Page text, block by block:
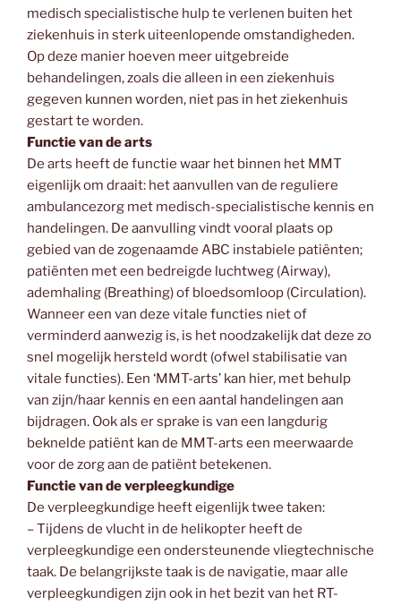
medisch specialistische hulp te verlenen buiten het
ziekenhuis in sterk uiteenlopende omstandigheden.
Op deze manier hoeven meer uitgebreide
behandelingen, zoals die alleen in een ziekenhuis
gegeven kunnen worden, niet pas in het ziekenhuis
gestart te worden.
Functie van de arts
De arts heeft de functie waar het binnen het MMT
eigenlijk om draait: het aanvullen van de reguliere
ambulancezorg met medisch-specialistische kennis en
handelingen. De aanvulling vindt vooral plaats op
gebied van de zogenaamde ABC instabiele patiënten;
patiënten met een bedreigde luchtweg (Airway),
ademhaling (Breathing) of bloedsomloop (Circulation).
Wanneer een van deze vitale functies niet of
verminderd aanwezig is, is het noodzakelijk dat deze zo
snel mogelijk hersteld wordt (ofwel stabilisatie van
vitale functies). Een ‘MMT-arts’ kan hier, met behulp
van zijn/haar kennis en een aantal handelingen aan
bijdragen. Ook als er sprake is van een langdurig
beknelde patiënt kan de MMT-arts een meerwaarde
voor de zorg aan de patiënt betekenen.
Functie van de verpleegkundige
De verpleegkundige heeft eigenlijk twee taken:
– Tijdens de vlucht in de helikopter heeft de
verpleegkundige een ondersteunende vliegtechnische
taak. De belangrijkste taak is de navigatie, maar alle
verpleegkundigen zijn ook in het bezit van het RT-